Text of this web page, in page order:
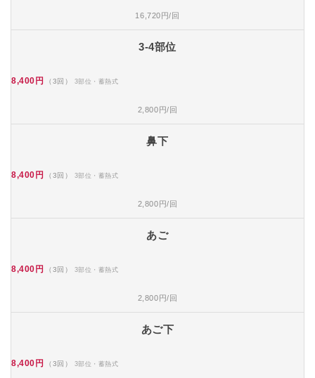
16,720円/回
3-4部位
8,400円 （3回） 3部位・蓄熱式
2,800円/回
鼻下
8,400円 （3回） 3部位・蓄熱式
2,800円/回
あご
8,400円 （3回） 3部位・蓄熱式
2,800円/回
あご下
8,400円 （3回） 3部位・蓄熱式